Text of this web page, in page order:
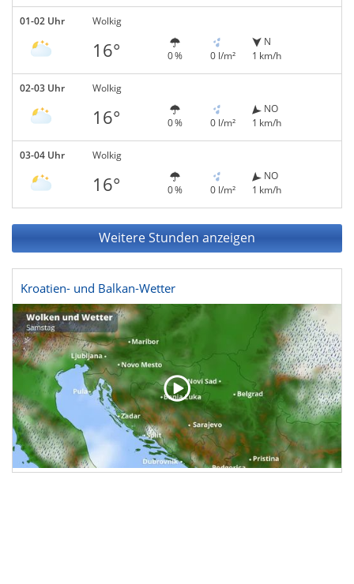
01-02 Uhr Wolkig
16° 0 % 0 l/m²
N
1 km/h
02-03 Uhr Wolkig
16° 0 % 0 l/m²
NO
1 km/h
03-04 Uhr Wolkig
16° 0 % 0 l/m²
NO
1 km/h
Weitere Stunden anzeigen
Kroatien- und Balkan-Wetter